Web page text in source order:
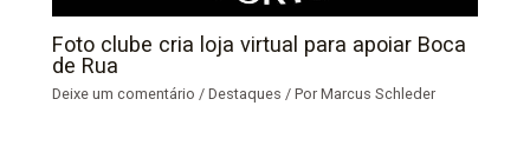
Foto clube cria loja virtual para apoiar Boca
de Rua
Deixe um comentário /Destaques / PorMarcus Schleder